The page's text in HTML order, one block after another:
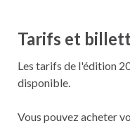
Tarifs et
Les tarifs de l'édition
disponible.
Vous pouvez acheter